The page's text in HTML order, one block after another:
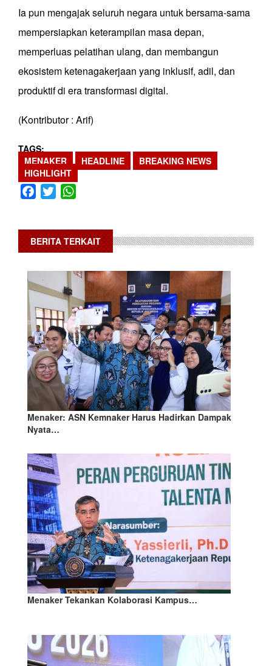
Ia pun mengajak seluruh negara untuk bersama-sama
mempersiapkan keterampilan masa depan,
memperluas pelatihan ulang, dan membangun
ekosistem ketenagakerjaan yang inklusif, adil, dan
produktif di era transformasi digital.
(Kontributor : Arif)
TAGS
MENAKER
HEADLINE
BREAKING NEWS
HIGHLIGHT
Facebook
Twitter
BERITA TERKAIT
Menaker: ASN Kemnaker Harus Hadirkan Dampak
Nyata…
Menaker Tekankan Kolaborasi Kampus…